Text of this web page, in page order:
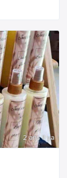
2 ans Il ya